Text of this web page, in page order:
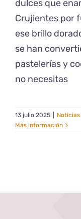
dulces que
Crujientes por
ese brillo
se han
pastelerías y
no necesitas
13 julio 2025 Noticias
Más información